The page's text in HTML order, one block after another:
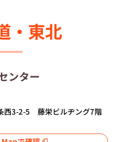
る
・東北
ンター
西3-2-5 藤栄ビルヂング7階